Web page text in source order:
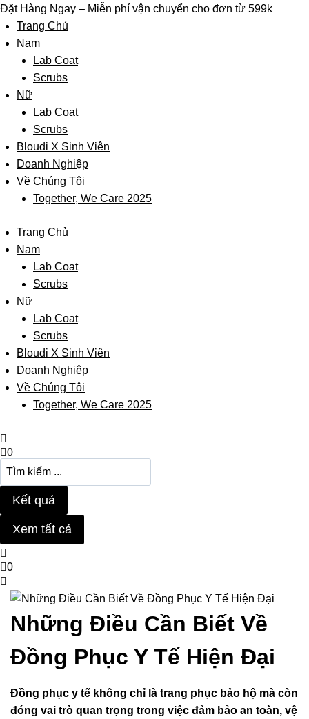
Skip
to
content
Đặt Hàng Ngay – Miễn phí vận chuyển cho đơn từ 599k
Trang Chủ
Nam
Lab Coat
Scrubs
Nữ
Lab Coat
Scrubs
Bloudi X Sinh Viên
Doanh Nghiệp
Về Chúng Tôi
Together, We Care 2025
Trang Chủ
Nam
Lab Coat
Scrubs
Nữ
Lab Coat
Scrubs
Bloudi X Sinh Viên
Doanh Nghiệp
Về Chúng Tôi
Together, We Care 2025
0
Search
...
Kết quả
Xem tất cả
0
Những Điều Cần Biết Về
Đồng Phục Y Tế Hiện Đại
Đồng phục y tế không chỉ là trang phục bảo hộ mà còn
đóng vai trò quan trọng trong việc đảm bảo an toàn, vệ